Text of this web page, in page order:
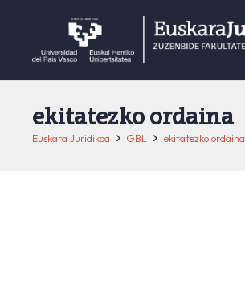
ekitatezko ordaina
Euskara Juridikoa GBL ekitatezko ordaina